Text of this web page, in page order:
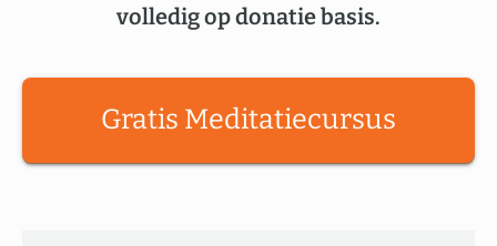
volledig op donatie basis.
Gratis Meditatiecursus